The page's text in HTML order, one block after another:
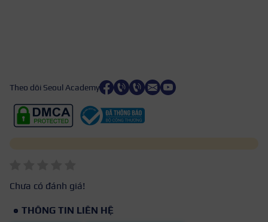
Theo dõi Seoul Academy
Chưa có đánh giá!
THÔNG TIN LIÊN HỆ